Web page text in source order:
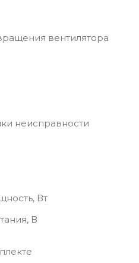
вентилятора
неисправности
Вт
В